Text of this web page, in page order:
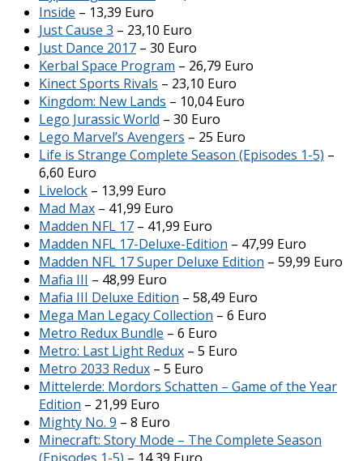
Inside – 13,39 Euro
Just Cause 3 – 23,10 Euro
Just Dance 2017 – 30 Euro
Kerbal Space Program – 26,79 Euro
Kinect Sports Rivals – 23,10 Euro
Kingdom: New Lands – 10,04 Euro
Lego Jurassic World – 30 Euro
Lego Marvel’s Avengers – 25 Euro
Life is Strange Complete Season (Episodes 1-5) –
6,60 Euro
Livelock – 13,99 Euro
Mad Max – 41,99 Euro
Madden NFL 17 – 41,99 Euro
Madden NFL 17-Deluxe-Edition – 47,99 Euro
Madden NFL 17 Super Deluxe Edition – 59,99 Euro
Mafia III – 48,99 Euro
Mafia III Deluxe Edition – 58,49 Euro
Mega Man Legacy Collection – 6 Euro
Metro Redux Bundle – 6 Euro
Metro: Last Light Redux – 5 Euro
Metro 2033 Redux – 5 Euro
Mittelerde: Mordors Schatten – Game of the Year
Edition – 21,99 Euro
Mighty No. 9 – 8 Euro
Minecraft: Story Mode – The Complete Season